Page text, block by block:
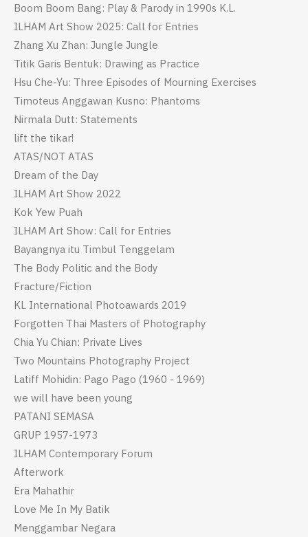
Boom Boom Bang: Play & Parody in 1990s K.L.
ILHAM Art Show 2025: Call for Entries
Zhang Xu Zhan: Jungle Jungle
Titik Garis Bentuk: Drawing as Practice
Hsu Che-Yu: Three Episodes of Mourning Exercises
Timoteus Anggawan Kusno: Phantoms
Nirmala Dutt: Statements
lift the tikar!
ATAS/NOT ATAS
Dream of the Day
ILHAM Art Show 2022
Kok Yew Puah
ILHAM Art Show: Call for Entries
Bayangnya itu Timbul Tenggelam
The Body Politic and the Body
Fracture/Fiction
KL International Photoawards 2019
Forgotten Thai Masters of Photography
Chia Yu Chian: Private Lives
Two Mountains Photography Project
Latiff Mohidin: Pago Pago (1960 - 1969)
we will have been young
PATANI SEMASA
GRUP 1957-1973
ILHAM Contemporary Forum
Afterwork
Era Mahathir
Love Me In My Batik
Menggambar Negara